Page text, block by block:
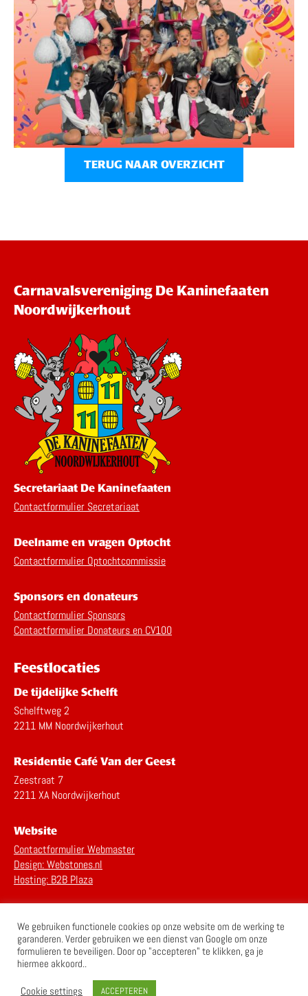
TERUG NAAR OVERZICHT
Carnavalsvereniging De Kaninefaaten
Noordwijkerhout
Secretariaat De Kaninefaaten
Contactformulier Secretariaat
Deelname en vragen Optocht
Contactformulier Optochtcommissie
Sponsors en donateurs
Contactformulier Sponsors
Contactformulier Donateurs en CV100
Feestlocaties
De tijdelijke Schelft
Schelftweg 2
2211 MM Noordwijkerhout
Residentie Café Van der Geest
Zeestraat 7
2211 XA Noordwijkerhout
Website
Contactformulier Webmaster
Design: Webstones.nl
Hosting: B2B Plaza
Disclaimer
We gebruiken functionele cookies op onze website om de werking te
garanderen. Verder gebruiken we een dienst van Google om onze
formulieren te beveiligen. Door op "accepteren" te klikken, ga je
hiermee akkoord..
Cookie settings ACCEPTEREN